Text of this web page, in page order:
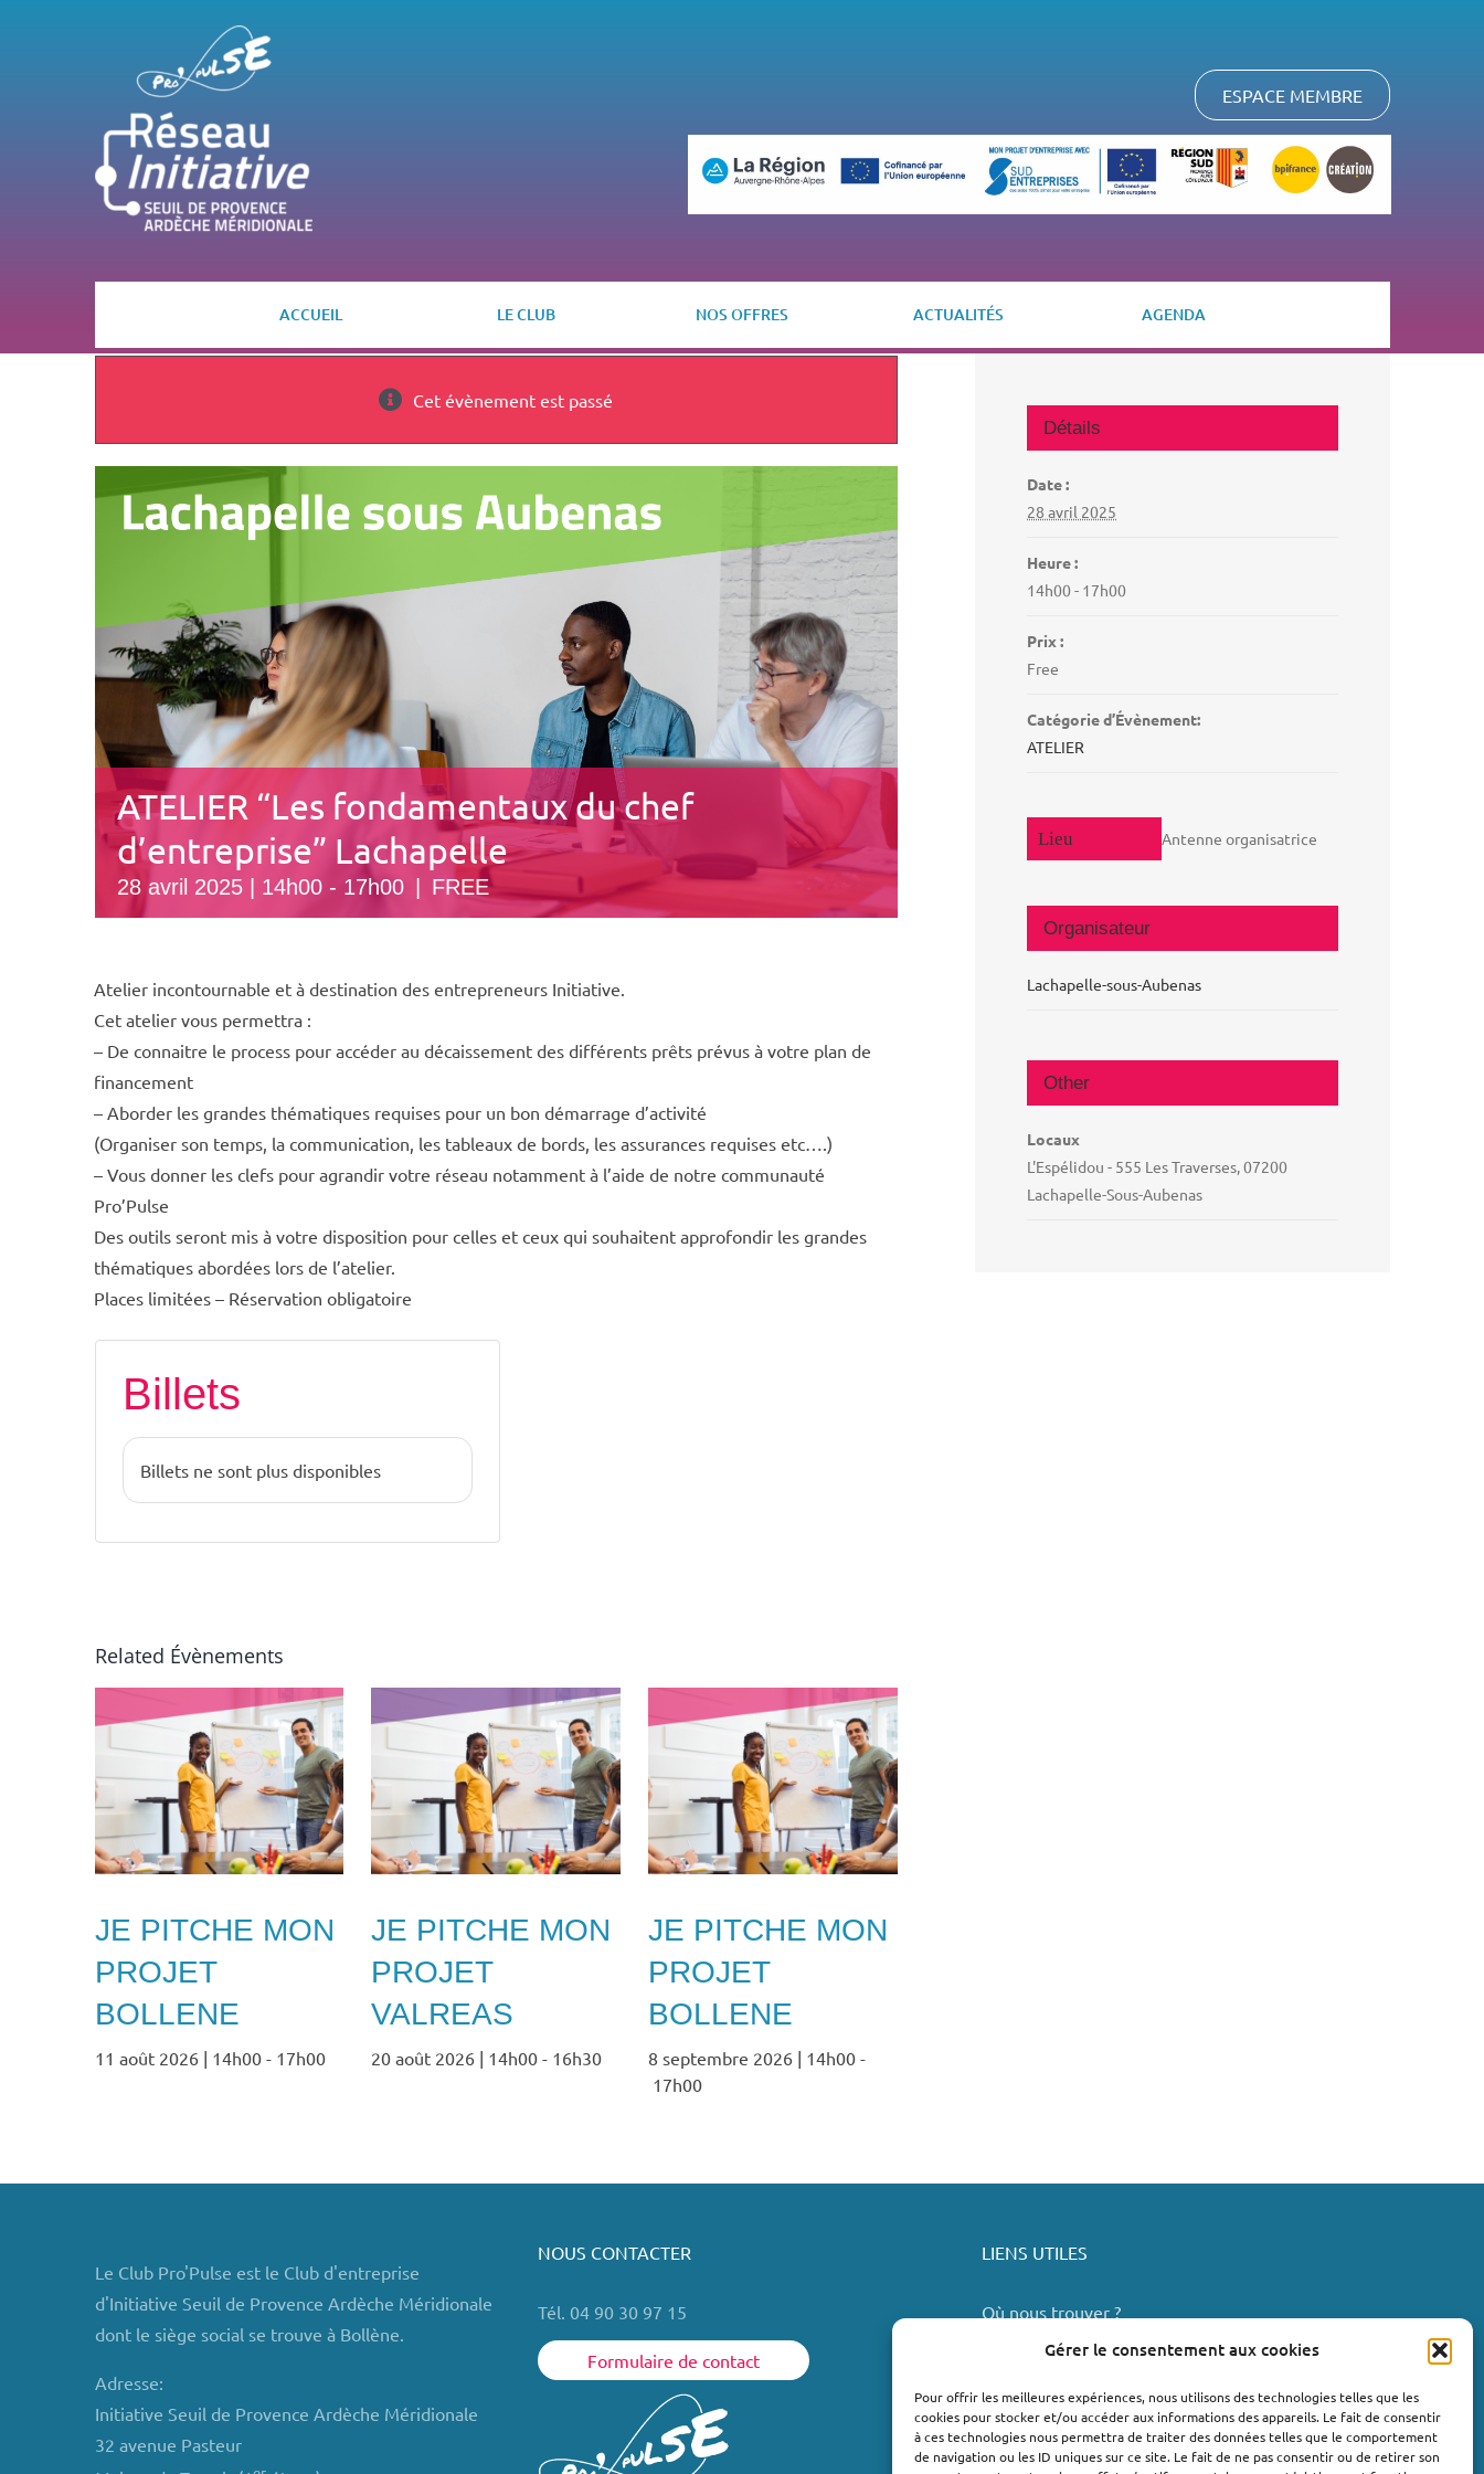
Gérer le consentement aux cookies
Pour offrir les meilleures expériences, nous utilisons des technologies telles que les
cookies pour stocker et/ou accéder aux informations des appareils. Le fait de consentir
à ces technologies nous permettra de traiter des données telles que le comportement
de navigation ou les ID uniques sur ce site. Le fait de ne pas consentir ou de retirer son
ESPACE MEMBRE
ACCUEIL LE CLUB NOS OFFRES ACTUALITÉS AGENDA
Cet évènement est passé
ATELIER “Les fondamentaux du chef
d’entreprise” Lachapelle
28 avril 2025 | 14h00- 17h00 FREE
Atelier incontournable et à destination des entrepreneurs Initiative.
Cet atelier vous permettra :
– De connaitre le process pour accéder au décaissement des différents prêts prévus à votre plan de
financement
– Aborder les grandes thématiques requises pour un bon démarrage d’activité
(Organiser son temps, la communication, les tableaux de bords, les assurances requises etc….)
– Vous donner les clefs pour agrandir votre réseau notamment à l’aide de notre communauté
Pro’Pulse
Des outils seront mis à votre disposition pour celles et ceux qui souhaitent approfondir les grandes
thématiques abordées lors de l’atelier.
Places limitées – Réservation obligatoire
Billets
Billets ne sont plus disponibles
Related Évènements
JE PITCHE MON
PROJET
BOLLENE
11 août 2026 | 14h00 - 17h00
JE PITCHE MON
PROJET
VALREAS
20 août 2026 | 14h00 - 16h30
JE PITCHE MON
PROJET
BOLLENE
8 septembre 2026 | 14h00 -
17h00
Détails
Date :
28 avril 2025
Heure :
14h00 - 17h00
Prix :
Free
Catégorie d’Évènement:
ATELIER
Antenne organisatrice
Organisateur
Lachapelle-sous-Aubenas
Other
Locaux
L'Espélidou - 555 Les Traverses, 07200
Lachapelle-Sous-Aubenas
Le Club Pro'Pulse est le Club d'entreprise
d'Initiative Seuil de Provence Ardèche Méridionale
dont le siège social se trouve à Bollène.
Adresse:
Initiative Seuil de Provence Ardèche Méridionale
32 avenue Pasteur
NOUS CONTACTER
Tél. 04 90 30 97 15
Formulaire de contact
LIENS UTILES
Où nous trouver ?
Valréas
Le Teil
Lachapelle-sous-Aubenas